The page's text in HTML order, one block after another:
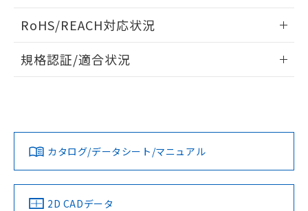
端子配置/内部接続
ドすることができます。
ログイン/会員登録
ダウンロードデータをご利用いただく前に、以下を必ずお読
みください。
ソフトウェアの使用条件
RoHS/REACH対応状況
EU RoHS 注意事項・凡例
対応済み
中国 RoHS 注意事項・凡例
規格認証/適合状況
LR型式承認
（イギリス
船舶規格）
DNV型式承認
（ノルウェー
BV型式承認
（フランス
KR型式
（韓国
カタログ/データシート/マニュアル
2D CADデータ